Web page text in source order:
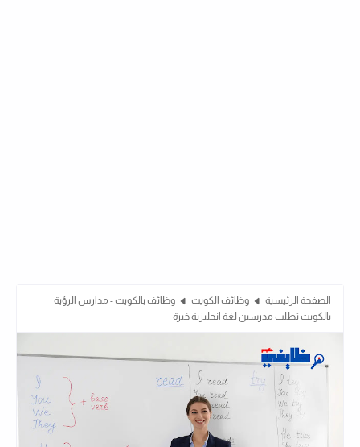
الصفحة الرئيسية وظائف الكويت
وظائف بالكويت - مدارس الرؤية
بالكويت تطلب مدرسين لغة انجليزية خبرة